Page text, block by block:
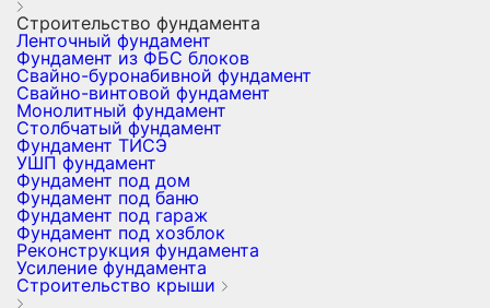
Строительство фундамента
Ленточный фундамент
Фундамент из ФБС блоков
Свайно-буронабивной фундамент
Свайно-винтовой фундамент
Монолитный фундамент
Столбчатый фундамент
Фундамент ТИСЭ
УШП фундамент
Фундамент под дом
Фундамент под баню
Фундамент под гараж
Фундамент под хозблок
Реконструкция фундамента
Усиление фундамента
Строительство крыши